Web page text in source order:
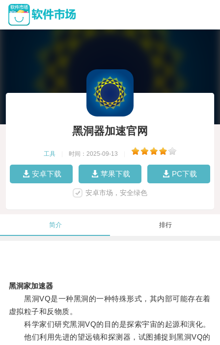
黑洞器加速官网
工具 时间：2025-09-13
安卓下载 苹果下载 PC下载
安卓市场，安全绿色
简介 排行
黑洞家加速器
黑洞VQ是一种黑洞的一种特殊形式，其内部可能存在着
虚拟粒子和反物质。
科学家们研究黑洞VQ的目的是探索宇宙的起源和演化。
他们利用先进的望远镜和探测器，试图捕捉到黑洞VQ的